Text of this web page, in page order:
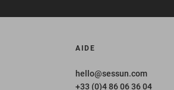
AIDE
hello@sessun.com
+33 (0)4 86 06 36 04